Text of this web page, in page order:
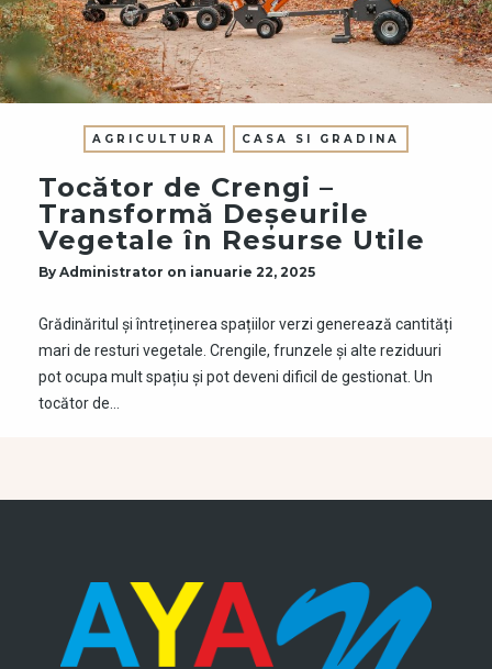
AGRICULTURA CASA SI GRADINA
Tocător de Crengi –
Transformă Deșeurile
Vegetale în Resurse Utile
By Administrator on ianuarie 22, 2025
Grădinăritul și întreținerea spațiilor verzi generează cantități
mari de resturi vegetale. Crengile, frunzele și alte reziduuri
pot ocupa mult spațiu și pot deveni dificil de gestionat. Un
tocător de…